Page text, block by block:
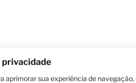
privacidade
aprimorar sua experiência de